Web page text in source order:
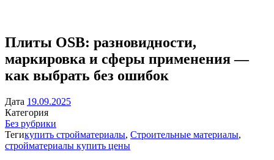
Плиты OSB: разновидности,
маркировка и сферы применения —
как выбрать без ошибок
Дата 19.09.2025
Категория
Без рубрики
Тегикупить стройматериалы, Строительные материалы,
стройматериалы купить цены